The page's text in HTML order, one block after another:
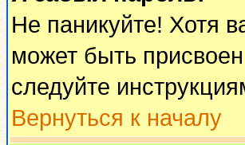
Не паникуйте! Хотя
может быть
следуйте
Вернуться к началу